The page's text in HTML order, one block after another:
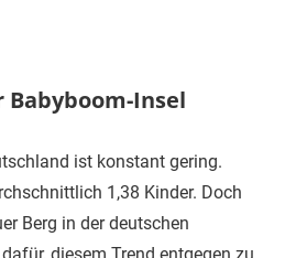
Babyboom-Insel
ist konstant gering.
1,38 Kinder. Doch
Berg in der deutschen
diesem Trend entgegen zu